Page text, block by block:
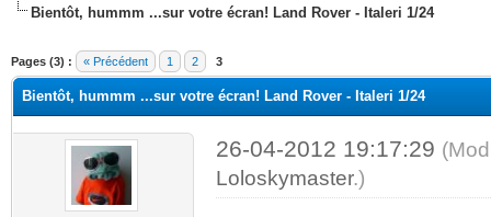
Bientôt, hummm ...sur votre écran! Land Rover - Italeri 1/24
Pages (3) : « Précédent 1 2 3
Bientôt, hummm ...sur votre écran! Land Rover - Italeri 1/24
26-04-2012 19:17:29
Loloskymaster.)